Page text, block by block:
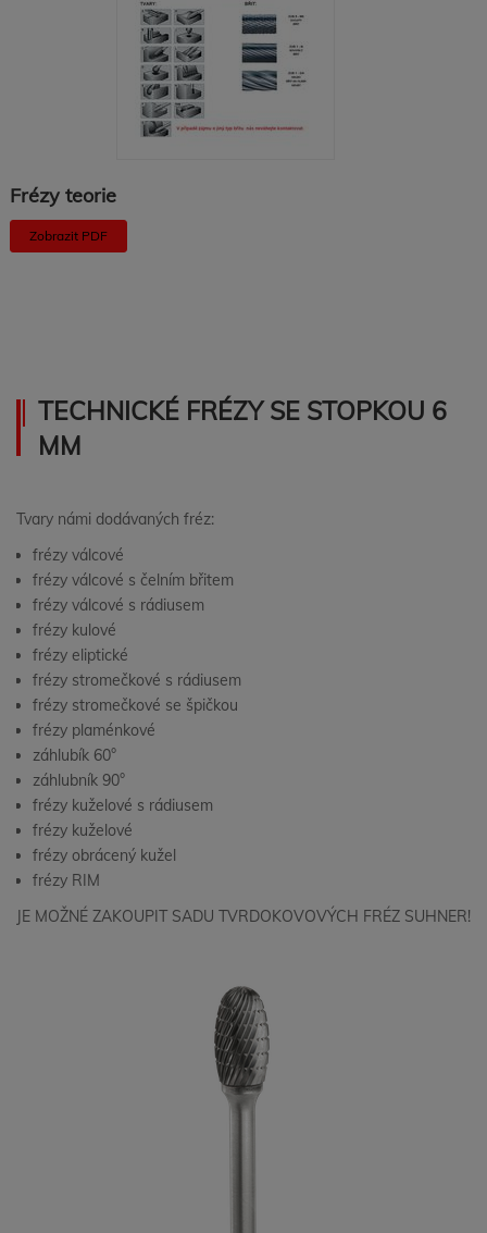
Frézy teorie
Zobrazit PDF
TECHNICKÉ FRÉZY SE STOPKOU 6
MM
Tvary námi dodávaných fréz:
frézy válcové
frézy válcové s čelním břitem
frézy válcové s rádiusem
frézy kulové
frézy eliptické
frézy stromečkové s rádiusem
frézy stromečkové se špičkou
frézy plaménkové
záhlubík 60°
záhlubník 90°
frézy kuželové s rádiusem
frézy kuželové
frézy obrácený kužel
frézy RIM
JE MOŽNÉ ZAKOUPIT SADU TVRDOKOVOVÝCH FRÉZ SUHNER!